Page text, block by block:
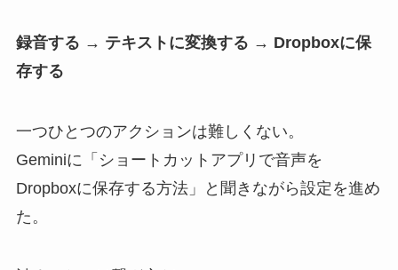
録音する → テキストに変換する → Dropboxに保
存する
一つひとつのアクションは難しくない。
Geminiに「ショートカットアプリで音声を
Dropboxに保存する方法」と聞きながら設定を進め
た。